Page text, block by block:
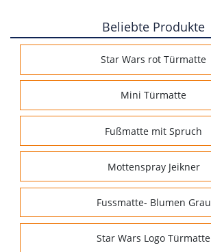
Beliebte Produkte
Star Wars rot Türmatte
Mini Türmatte
Fußmatte mit Spruch
Mottenspray Jeikner
Fussmatte- Blumen Grau
Star Wars Logo Türmatte